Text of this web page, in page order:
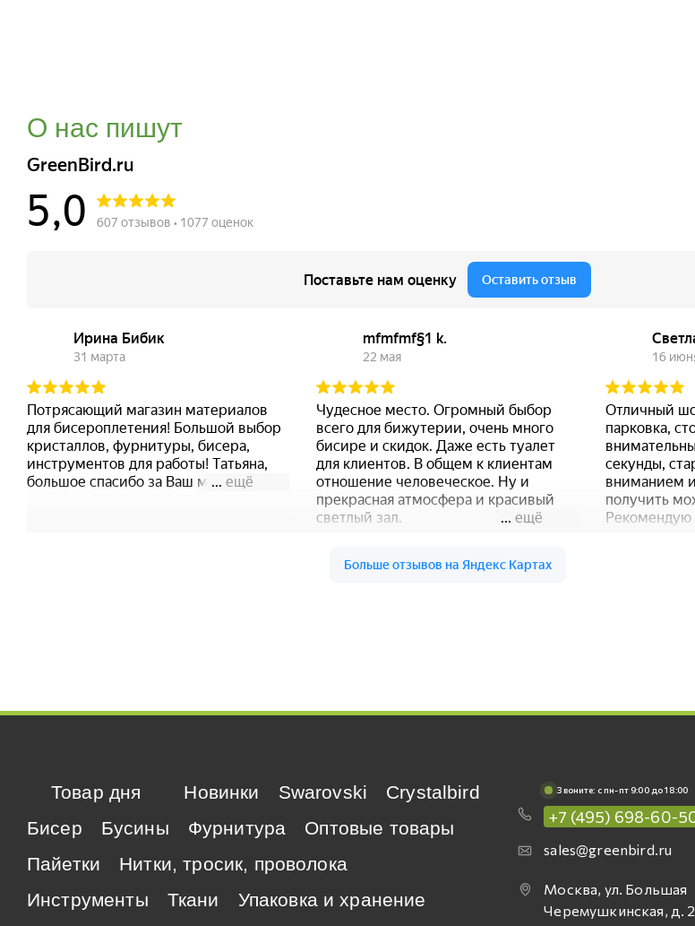
О нас пишут
Товар дня Новинки Swarovski
Crystalbird
Бисер
Бусины Фурнитура
Оптовые товары
Пайетки
Нитки, тросик, проволока
Инструменты
Ткани
Упаковка и хранение
Звоните: c пн-пт 9:00 до 18:00
+7 (495) 698-60-
sales@greenbird.ru
Москва, ул. Большая
Черемушкинская, д.